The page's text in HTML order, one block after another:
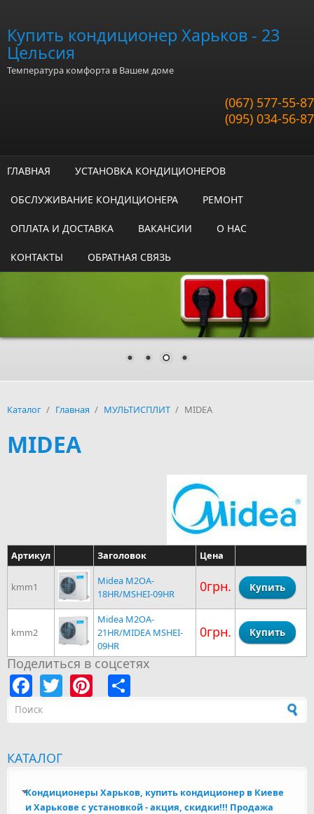
Купить кондиционер Харьков - 23
Цельсия
Температура комфорта в Вашем доме
(067) 577-55-87
(095) 034-56-87
ГЛАВНАЯ УСТАНОВКА КОНДИЦИОНЕРОВ
ОБСЛУЖИВАНИЕ КОНДИЦИОНЕРА РЕМОНТ
ОПЛАТА И ДОСТАВКА ВАКАНСИИ О НАС
КОНТАКТЫ ОБРАТНАЯ СВЯЗЬ
Каталог / Главная / МУЛЬТИСПЛИТ / MIDEA
MIDEA
Артикул Заголовок Цена
kmm1
Midea M2OA-
18HR/MSHEI-09HR
0грн.
kmm2
Midea M2OA-
21HR/MIDEA MSHEI-
09HR
0грн.
Поделиться в соцсетях
Facebook
TwitterPinterest
Форма поиска
КАТАЛОГ
Кондиционеры Харьков, купить кондиционер в Киеве
и Харькове с установкой - акция, скидки!!! Продажа